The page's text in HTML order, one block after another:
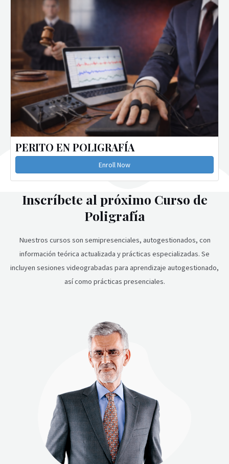
PERITO EN POLIGRAFÍA
Enroll Now
Inscríbete al próximo Curso de
Poligrafía
Nuestros cursos son semipresenciales, autogestionados, con
información teórica actualizada y prácticas especializadas. Se
incluyen sesiones videograbadas para aprendizaje autogestionado,
así como prácticas presenciales.